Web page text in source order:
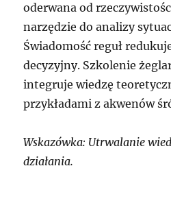
oderwana od
narzędzie do analizy
Świadomość reguł
decyzyjny. Szkolenie
integruje wiedzę
przykładami z akwenów
Wskazówka: Utrwalanie
działania.